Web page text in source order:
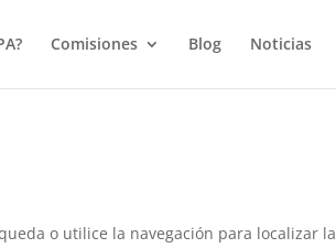
Comisiones Blog Noticias
o utilice la navegación para localizar la